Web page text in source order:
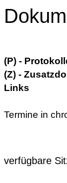
(P) -
(Z) -
Links
Termine in
verfügbare